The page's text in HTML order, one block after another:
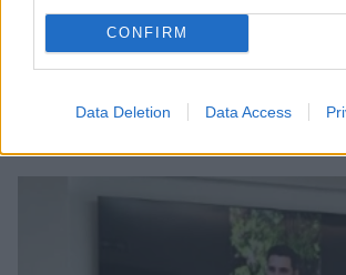
CONFIRM
Data Deletion Data Access
Γιώργος Παράσχος: Χαμογελαστός,
θεραπεία